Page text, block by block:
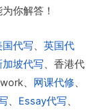
你解答！
国代写
英国代
加坡代写 、香港代
、 网课代修
Essay代写